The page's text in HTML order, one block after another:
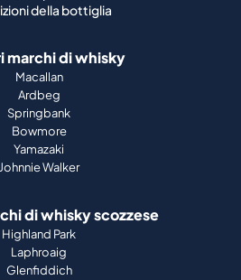
della bottiglia
marchi di whisky
Macallan
Ardbeg
Springbank
Bowmore
Yamazaki
Johnnie Walker
di whisky scozzese
Highland Park
Laphroaig
Glenfiddich